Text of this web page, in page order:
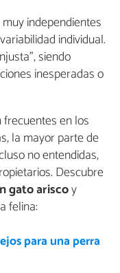
independientes
individual.
siendo
inesperadas o
en los
la mayor parte de
no entendidas,
Descubre
gato ariscoy
felina:
para una perra